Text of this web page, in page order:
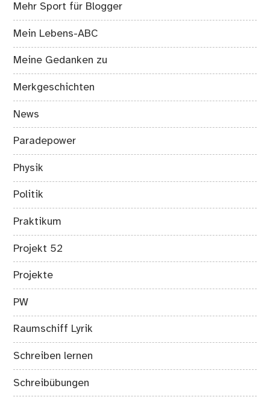
Mehr Sport für Blogger
Mein Lebens-ABC
Meine Gedanken zu
Merkgeschichten
News
Paradepower
Physik
Politik
Praktikum
Projekt 52
Projekte
PW
Raumschiff Lyrik
Schreiben lernen
Schreibübungen